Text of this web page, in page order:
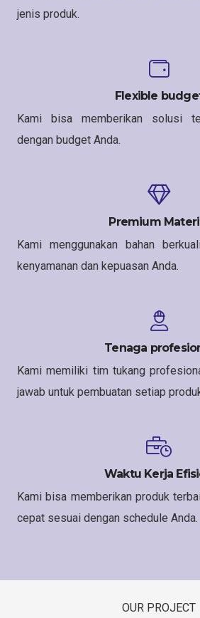
jenis produk.
Flexible
Kami bisa memberikan solusi
dengan budget Anda.
Premium
Kami menggunakan bahan
kenyamanan dan kepuasan Anda.
Tenaga
Kami memiliki tim tukang
jawab untuk pembuatan setiap
Waktu Kerja
Kami bisa memberikan produk
cepat sesuai dengan schedule Anda.
OUR PROJECT